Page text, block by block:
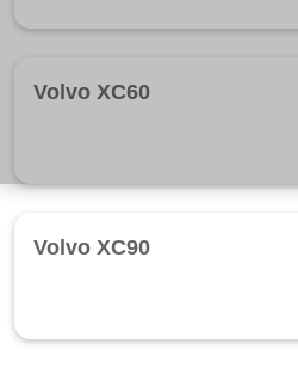
Volvo XC60
Volvo XC90